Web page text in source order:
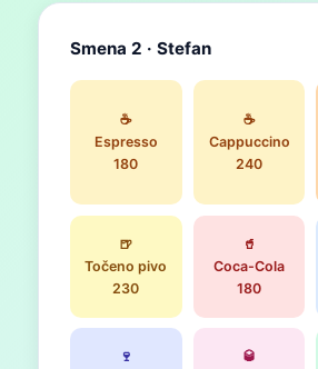
Smena 2 · Stefan
☕
Espresso
180
☕
Cappuccino
240
🍺
Točeno pivo
230
🥤
Coca-Cola
180
🍷
🥃